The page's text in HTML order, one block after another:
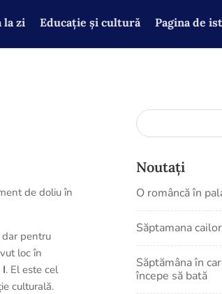
la zi Educație și cultură Pagina de
de doliu în
dar pentru
loc în
. El este cel
culturală.
Noutați
O româncă în
Săptamana cailor
Săptămâna în
începe să bată